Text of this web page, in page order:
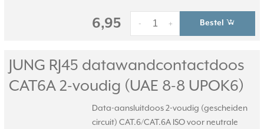
6,95 +
- Bestel
JUNG RJ45 datawandcontactdoos
CAT6A 2-voudig (UAE 8-8 UPOK6)
Data-aansluitdoos 2-voudig (gescheiden
circuit) CAT.6/CAT.6A ISO voor neutrale